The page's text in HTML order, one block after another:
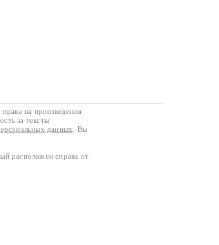
права на произведения
за тексты
данных
. Вы
расположен справа от